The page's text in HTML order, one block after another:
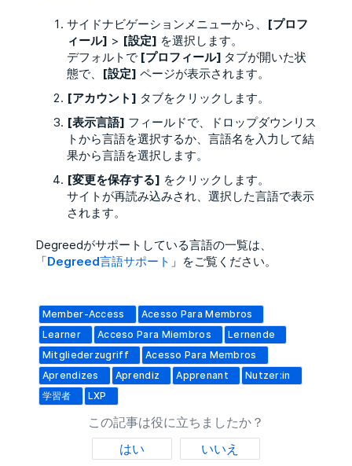
サイドナビゲーションメニューから、
[プロフ
ィール] > [設定] を選択します。
デフォルトで[プロフィール] タブが開いた状
態で、
[設定] ページが表示されます。
[アカウント] タブをクリックします。
[表示言語] フィールドで、ドロップダウンリス
トから言語を選択するか、言語名を入力して結
果から言語を選択します。
[変更を保存する] をクリックします。
サイトが再読み込みされ、選択した言語で表示
されます。
Degreedがサポートしている言語の一覧は、
「Degreed言語サポート 」をご覧ください。
Member-Access
Acesso Para Membros
Learner
Acceso Para Miembros
Lernende
Mitgliederzugriff
Acesso Para Membros
Aprendizes
Aprendiz Apprenant
Nutzer:in
学習者
LXP
この記事は役に立ちましたか？
はい
いいえ